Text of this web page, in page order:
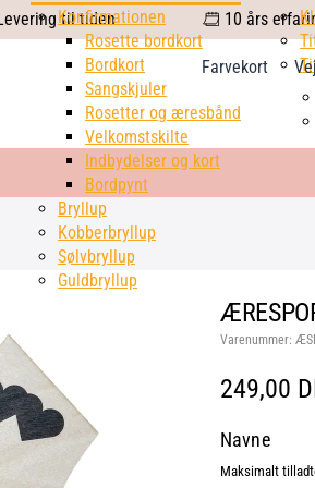
til tiden calendar
10 års
Farvekort
Konfirmationen
Rosette bordkort
Bordkort
Sangskjuler
Rosetter og æresbånd
Velkomstskilte
Indbydelser og kort
Bordpynt
Bryllup
Kobberbryllup
Sølvbryllup
Guldbryllup
Varenummer:
249,00
Navne
Maksimalt